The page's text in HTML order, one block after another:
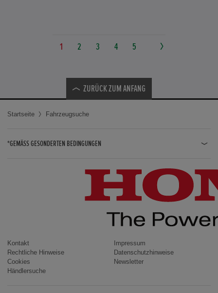
1 2 3 4 5
ZURÜCK ZUM ANFANG
Startseite Fahrzeugsuche
*GEMÄSS GESONDERTEN BEDINGUNGEN
CIVIC / CIVIC LIMOUSINE
INSIGHT
ACCORD
Kontakt
Impressum
Rechtliche Hinweise
Datenschutzhinweise
Cookies
Newsletter
Händlersuche